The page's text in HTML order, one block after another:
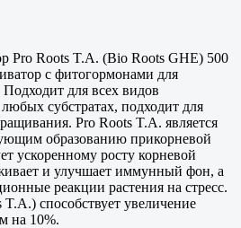
Pro Roots T.A. (Bio Roots GHE) 500
с фитогормонами для
для всех видов
субстратах, подходит для
Pro Roots T.A. является
образованию прикорневой
ускоренному росту корневой
и улучшает иммунный фон, а
реакции растения на стресс.
способствует увеличение
на 10%.